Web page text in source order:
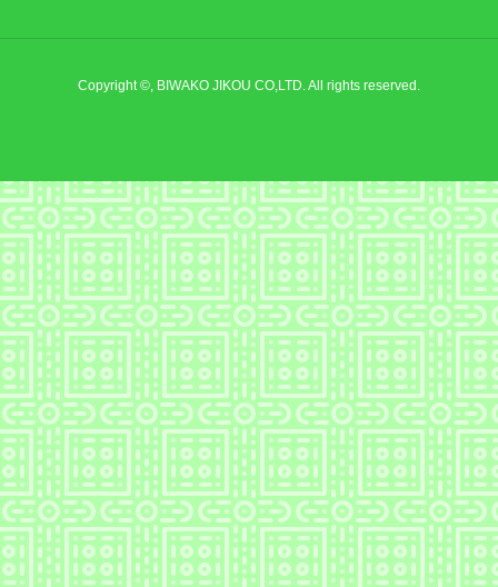
Copyright ©, BIWAKO JIKOU CO,LTD. All rights reserved.